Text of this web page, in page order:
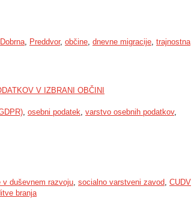
Dobrna, Preddvor, občine, dnevne migracije, trajnostna
V IZBRANI OBČINI
, osebni podatek, varstvo osebnih podatkov,
v duševnem razvoju, socialno varstveni zavod, CUDV
branja